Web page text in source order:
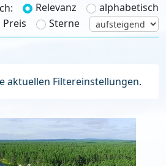
Relevanz
alphabetisch
Preis
Sterne
aktuellen Filtereinstellungen.